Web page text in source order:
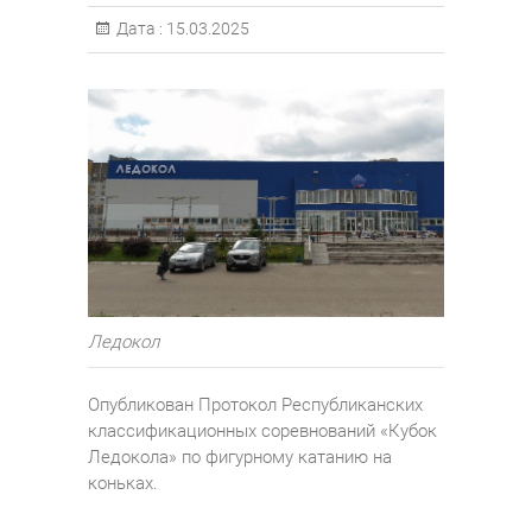
Дата : 15.03.2025
Ледокол
Опубликован Протокол Республиканских
классификационных соревнований «Кубок
Ледокола» по фигурному катанию на
коньках.